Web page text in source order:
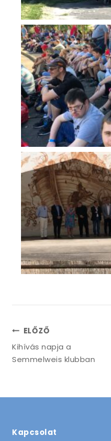
ELŐZŐ
Kihívás napja a
Semmelweis klubban
Kapcsolat